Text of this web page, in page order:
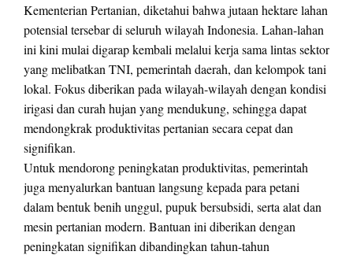
Kementerian Pertanian, diketahui bahwa jutaan hektare lahan
potensial tersebar di seluruh wilayah Indonesia. Lahan-lahan
ini kini mulai digarap kembali melalui kerja sama lintas sektor
yang melibatkan TNI, pemerintah daerah, dan kelompok tani
lokal. Fokus diberikan pada wilayah-wilayah dengan kondisi
irigasi dan curah hujan yang mendukung, sehingga dapat
mendongkrak produktivitas pertanian secara cepat dan
signifikan.
Untuk mendorong peningkatan produktivitas, pemerintah
juga menyalurkan bantuan langsung kepada para petani
dalam bentuk benih unggul, pupuk bersubsidi, serta alat dan
mesin pertanian modern. Bantuan ini diberikan dengan
peningkatan signifikan dibandingkan tahun-tahun